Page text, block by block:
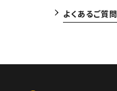
よくあるご質問